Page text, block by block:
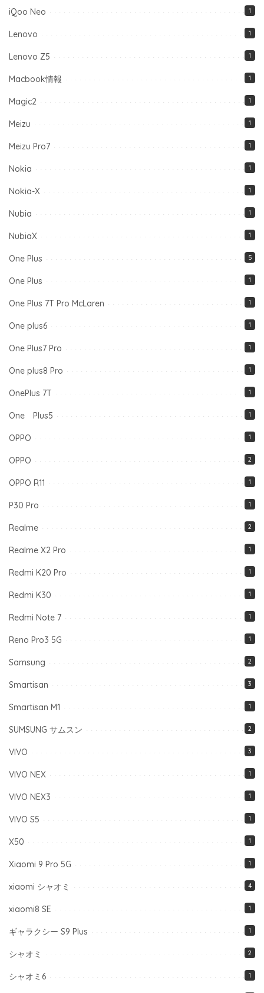
iQoo Neo 1
Lenovo 1
Lenovo Z5 1
Macbook情報 1
Magic2 1
Meizu 1
Meizu Pro7 1
Nokia 1
Nokia-X 1
Nubia 1
NubiaX 1
One Plus 5
One Plus 1
One Plus 7T Pro McLaren 1
One plus6 1
One Plus7 Pro 1
One plus8 Pro 1
OnePlus 7T 1
One Plus5 1
OPPO 1
OPPO 2
OPPO R11 1
P30 Pro 1
Realme 2
Realme X2 Pro 1
Redmi K20 Pro 1
Redmi K30 1
Redmi Note 7 1
Reno Pro3 5G 1
Samsung 2
Smartisan 3
Smartisan M1 1
SUMSUNG サムスン 2
VIVO 3
VIVO NEX 1
VIVO NEX3 1
VIVO S5 1
X50 1
Xiaomi 9 Pro 5G 1
xiaomi シャオミ 4
xiaomi8 SE 1
ギャラクシー S9 Plus 1
シャオミ 2
シャオミ6 1